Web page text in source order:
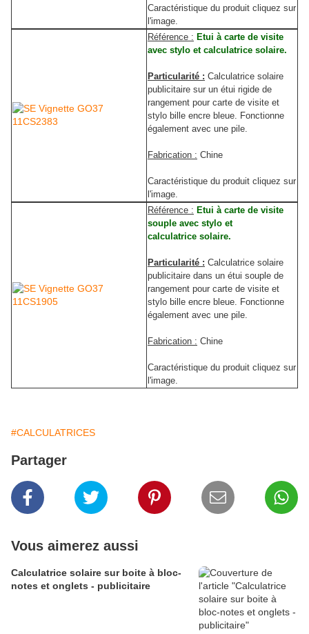
Caractéristique du produit cliquez sur
l'image.
Référence : Etui à carte de visite
avec stylo et calculatrice solaire.
Particularité : Calculatrice solaire
publicitaire sur un étui rigide de
rangement pour carte de visite et
stylo bille encre bleue. Fonctionne
également avec une pile.
Fabrication : Chine
Caractéristique du produit cliquez sur
l'image.
Référence : Etui à carte de visite
souple avec stylo et
calculatrice solaire.
Particularité : Calculatrice solaire
publicitaire dans un étui souple de
rangement pour carte de visite et
stylo bille encre bleue. Fonctionne
également avec une pile.
Fabrication : Chine
Caractéristique du produit cliquez sur
l'image.
#CALCULATRICES
Partager
Vous aimerez aussi
Calculatrice solaire sur boite à bloc-
notes et onglets - publicitaire